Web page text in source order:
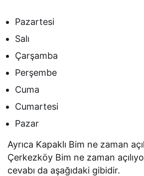
Pazartesi
Salı
Çarşamba
Perşembe
Cuma
Cumartesi
Pazar
Ayrıca Kapaklı Bim ne zaman
Çerkezköy Bim ne zaman
cevabı da aşağıdaki gibidir.